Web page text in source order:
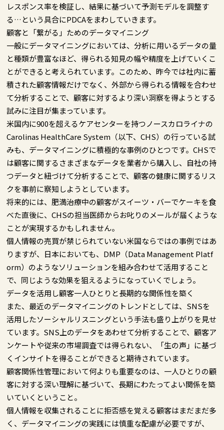
レスポンス率を検証し、結果に基づいて予測モデルを調整す
る…という具合にPDCAをまわしていきます。
顧客と「繋がる」ためのデータマイニング
一般にデータマイニングにおいては、分析に用いるデータの量
と種類が豊富なほど、得られる知見の幅や精度を上げていくこ
とができると考えられています。このため、昨今では社内に蓄
積された顧客情報だけでなく、外部から得られる情報を合わせ
て分析することで、顧客に対するより深い洞察を得ようとする
試みに注目が集まっています。
米国内に900を超えるケアセンターを持つノースカロライナの
Carolinas HealthCare System（以下、CHS）の行っている試
みも、データマイニングに積極的な事例のひとつです。CHSで
は顧客に関するさまざまなデータを業者から購入し、自社の持
つデータと紐づけて分析することで、顧客の健康に関するリス
クを事前に察知しようとしています。
将来的には、肥満治療中の顧客がスイーツ・バーでケーキを食
べた直後に、CHSの担当医師からお叱りのメールが届くような
ことが実現するかもしれません。
個人情報の売買が禁じられていない米国ならではの事例ではあ
りますが、日本においても、DMP（Data Management Platf
orm）のようなソリューションを組み合わせて活用すること
で、同じような効果を狙えるようになっていくでしょう。
データを活用し顧客一人ひとりと長期的な関係性を築く
また、最近のデータマイニングのトレンドとしては、SNSを
活用したソーシャルリスニングという手法も盛り上がりを見せ
ています。SNS上のデータをあわせて分析することで、顧客ア
ンケートや従来の市場調査では得られない、「生の声」に基づ
くインサイトを得ることができると期待されています。
顧客関係性管理において何よりも重要なのは、一人ひとりの顧
客に対する深い理解に基づいて、長期にわたってよい関係を築
いていくということ。
個人情報を収集されることに拒否感を覚える顧客はまだまだ多
く、データマイニングの実践には慎重な配慮が必要ですが、